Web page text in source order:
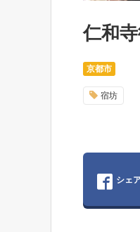
仁和
京都市
宿坊
シェ